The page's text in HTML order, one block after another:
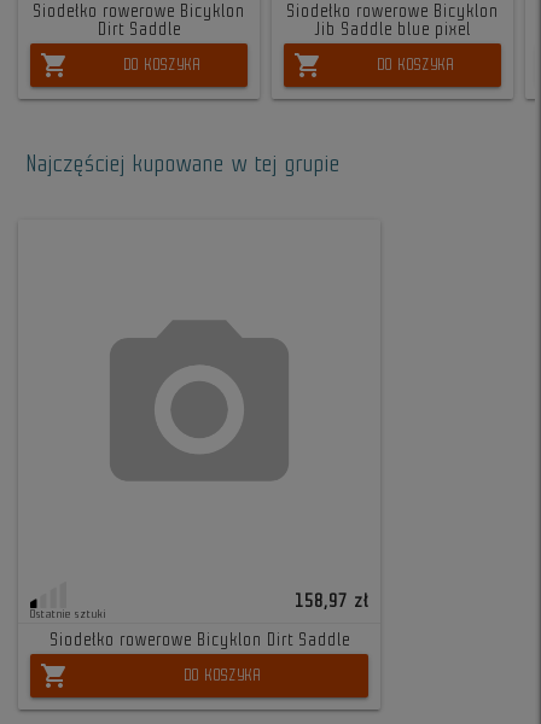
Siodełko rowerowe Bicyklon
Dirt Saddle
shopping_cart DO KOSZYKA
Siodełko rowerowe Bicyklon
Jib Saddle blue pixel
shopping_cart DO KOSZYKA
Najczęściej kupowane w tej grupie
Ostatnie sztuki
158,97 zł
Siodełko rowerowe Bicyklon Dirt Saddle
shopping_cart DO KOSZYKA